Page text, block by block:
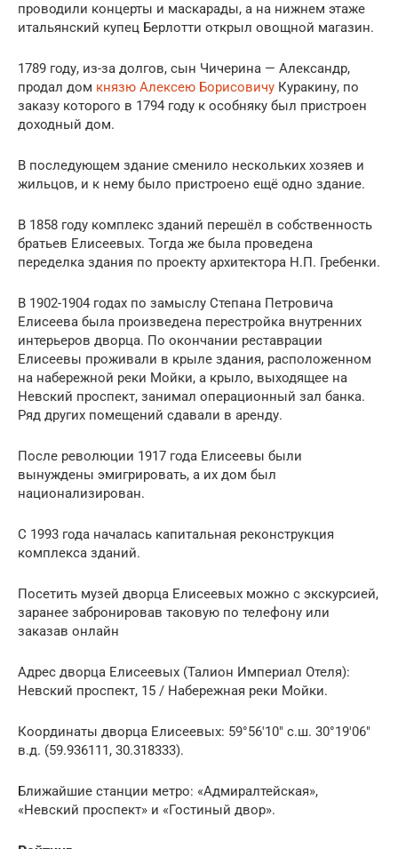
проводили концерты и маскарады, а на нижнем этаже
итальянский купец Берлотти открыл овощной магазин.
1789 году, из-за долгов, сын Чичерина — Александр,
продал дом князю Алексею Борисовичу Куракину, по
заказу которого в 1794 году к особняку был пристроен
доходный дом.
В последующем здание сменило нескольких хозяев и
жильцов, и к нему было пристроено ещё одно здание.
В 1858 году комплекс зданий перешёл в собственность
братьев Елисеевых. Тогда же была проведена
переделка здания по проекту архитектора Н.П. Гребенки.
В 1902-1904 годах по замыслу Степана Петровича
Елисеева была произведена перестройка внутренних
интерьеров дворца. По окончании реставрации
Елисеевы проживали в крыле здания, расположенном
на набережной реки Мойки, а крыло, выходящее на
Невский проспект, занимал операционный зал банка.
Ряд других помещений сдавали в аренду.
После революции 1917 года Елисеевы были
вынуждены эмигрировать, а их дом был
национализирован.
С 1993 года началась капитальная реконструкция
комплекса зданий.
Посетить музей дворца Елисеевых можно с экскурсией,
заранее забронировав таковую по телефону или
заказав онлайн
Адрес дворца Елисеевых (Талион Империал Отеля):
Невский проспект, 15 / Набережная реки Мойки.
Координаты дворца Елисеевых: 59°56′10″ с.ш. 30°19′06″
в.д. (59.936111, 30.318333).
Ближайшие станции метро: «Адмиралтейская»,
«Невский проспект» и «Гостиный двор».